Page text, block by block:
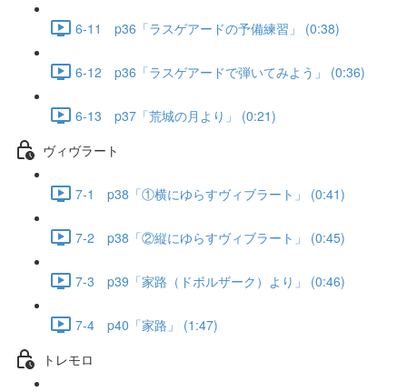
6-11 p36「ラスゲアードの予備練習」 (0:38)
6-12 p36「ラスゲアードで弾いてみよう」 (0:36)
6-13 p37「荒城の月より」 (0:21)
ヴィヴラート
7-1 p38「①横にゆらすヴィブラート」 (0:41)
7-2 p38「②縦にゆらすヴィブラート」 (0:45)
7-3 p39「家路（ドボルザーク）より」 (0:46)
7-4 p40「家路」 (1:47)
トレモロ